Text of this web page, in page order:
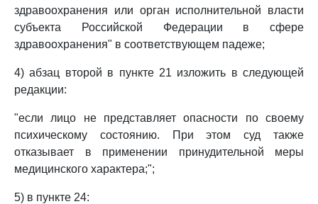
здравоохранения или орган исполнительной власти
субъекта Российской Федерации в сфере
здравоохранения" в соответствующем падеже;
4) абзац второй в пункте 21 изложить в следующей
редакции:
"если лицо не представляет опасности по своему
психическому состоянию. При этом суд также
отказывает в применении принудительной меры
медицинского характера;";
5) в пункте 24: